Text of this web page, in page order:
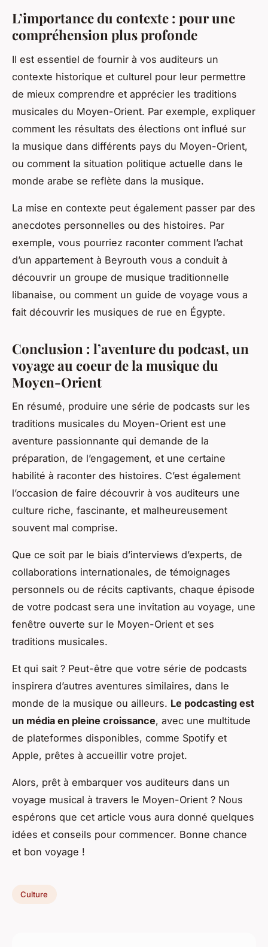
L’importance du contexte : pour une
compréhension plus profonde
Il est essentiel de fournir à vos auditeurs un
contexte historique et culturel pour leur permettre
de mieux comprendre et apprécier les traditions
musicales du Moyen-Orient. Par exemple, expliquer
comment les résultats des élections ont influé sur
la musique dans différents pays du Moyen-Orient,
ou comment la situation politique actuelle dans le
monde arabe se reflète dans la musique.
La mise en contexte peut également passer par des
anecdotes personnelles ou des histoires. Par
exemple, vous pourriez raconter comment l’achat
d’un appartement à Beyrouth vous a conduit à
découvrir un groupe de musique traditionnelle
libanaise, ou comment un guide de voyage vous a
fait découvrir les musiques de rue en Égypte.
Conclusion : l’aventure du podcast, un
voyage au coeur de la musique du
Moyen-Orient
En résumé, produire une série de podcasts sur les
traditions musicales du Moyen-Orient est une
aventure passionnante qui demande de la
préparation, de l’engagement, et une certaine
habilité à raconter des histoires. C’est également
l’occasion de faire découvrir à vos auditeurs une
culture riche, fascinante, et malheureusement
souvent mal comprise.
Que ce soit par le biais d’interviews d’experts, de
collaborations internationales, de témoignages
personnels ou de récits captivants, chaque épisode
de votre podcast sera une invitation au voyage, une
fenêtre ouverte sur le Moyen-Orient et ses
traditions musicales.
Et qui sait ? Peut-être que votre série de podcasts
inspirera d’autres aventures similaires, dans le
monde de la musique ou ailleurs. Le podcasting est
un média en pleine croissance, avec une multitude
de plateformes disponibles, comme Spotify et
Apple, prêtes à accueillir votre projet.
Alors, prêt à embarquer vos auditeurs dans un
voyage musical à travers le Moyen-Orient ? Nous
espérons que cet article vous aura donné quelques
idées et conseils pour commencer. Bonne chance
et bon voyage !
Culture